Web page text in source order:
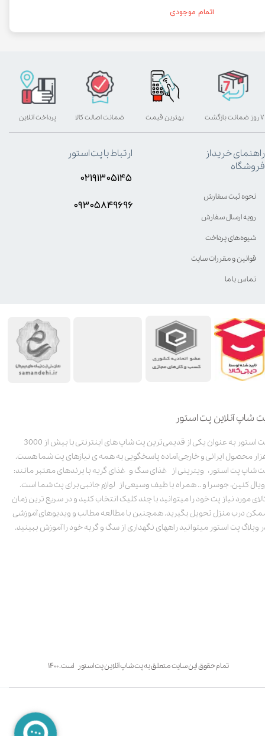
اتمام موجودی
شاپ آنلاین پت استور
پت استور به عنوان یکی از قدیمی‌ترین پت شاپ های اینترنتی با بیش از 3000
محصول ایرانی و خارجی آماده پاسخگویی به همه ی نیازهای پت شما هست.
شاپ پت استور، ویترینی از غذای سگ و غذای گربه با برندهای معتبر مانند:
کنین، جوسرا و .. همراه با طیف وسیعی از لوازم جانبی برای پت شما است.
مورد نیاز پت خود را میتوانید با چند کلیک انتخاب کنید و در سریع ترین زمان
درب منزل تحویل بگیرید. همچنین با مطالعه مطالب و ویدیوهای آموزشی
وبلاگ پت استور میتوانید راههای نگهداری از سگ و گربه خود را آموزش ببینید.
تمام حقوق این سایت متعلق به پت شاپ آنلاین پت استور است. ۱۴۰۰
بهترین قیمت پرداخت آنلاین ۷ روز ضمانت بازگشت ضمانت اصالت کالا
راهنمای خرید از
فروشگاه
نحوه ثبت سفارش
رویه ارسال سفارش
شیوه‌های پرداخت
قوانین و مقررات سایت
تماس با ما
ارتباط با پت استور
۰۲۱۹۱۳۰۵۱۴۵
۰۹۳۰۵8۴9696